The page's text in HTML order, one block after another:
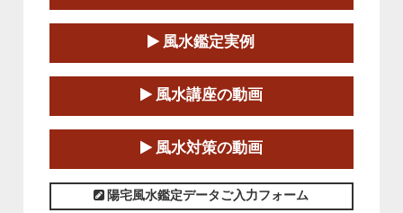
第１８期立命塾『実践的易学講座』
2025-06-21～2025-08-24
この講座の募集は終了しました。
第１８期立命塾「実践的四柱立命学（四
柱推命学）講座」
2025-01-11～2025-05-11
この講座の募集は終了しました。
風水鑑定実例
風水講座の動画
風水対策の動画
陽宅風水鑑定データご入力フォーム